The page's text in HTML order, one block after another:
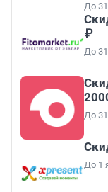
До 31
₽
До 31
До 31
До 1